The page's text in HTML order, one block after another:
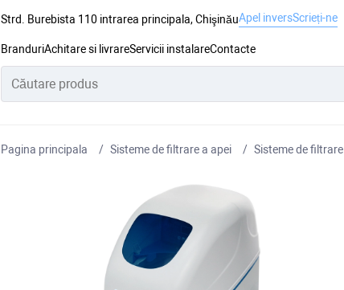
Strd. Burebista 110 intrarea principala, ChişinăuApel inversScrieți-ne
BranduriAchitare si livrareServicii instalareContacte
Pagina principala Sisteme de filtrare a apei Sisteme de filtrare